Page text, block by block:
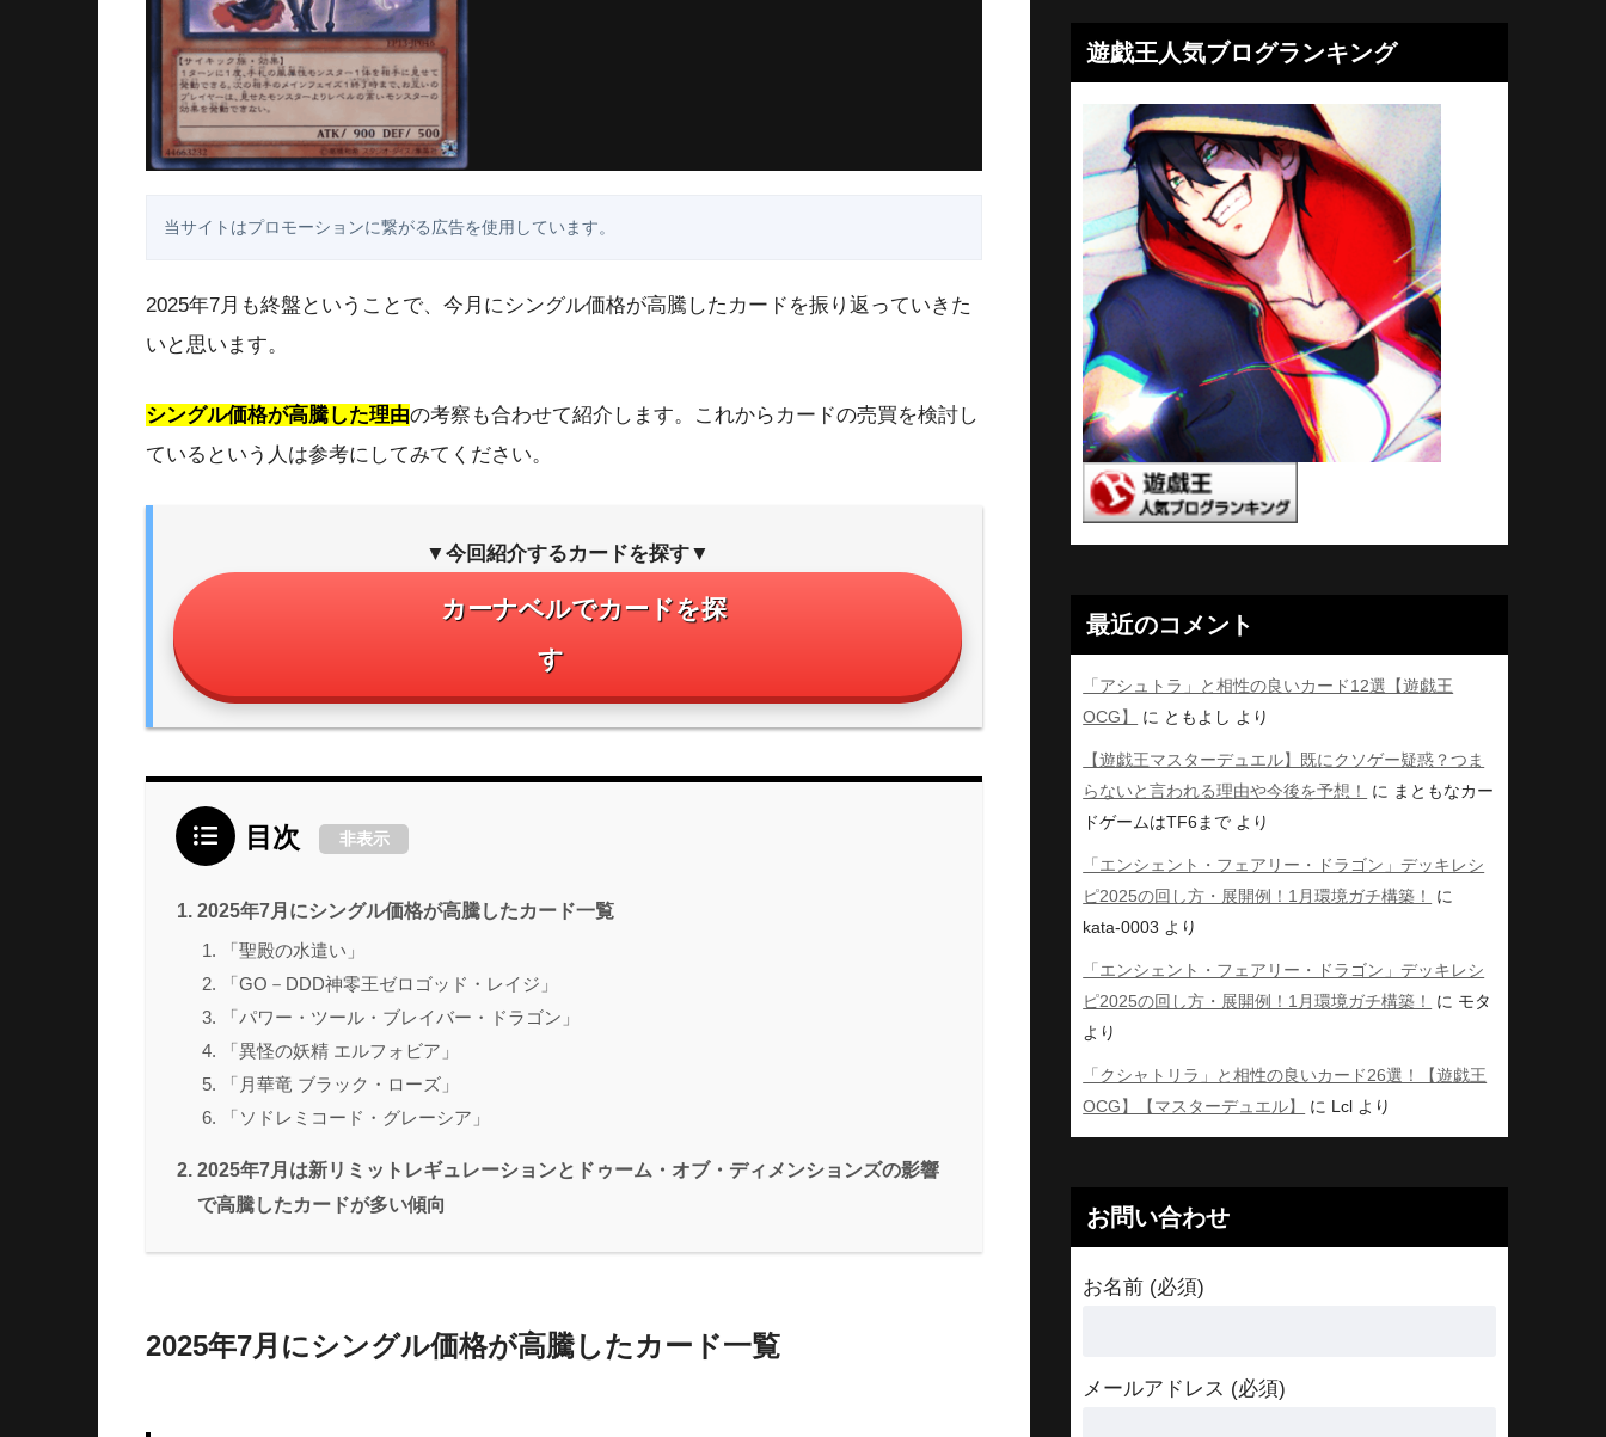
当サイトはプロモーションに繋がる広告を使用しています。
2025年7月も終盤ということで、今月にシングル価格が高騰したカードを振り返っていきた
いと思います。
シングル価格が高騰した理由の考察も合わせて紹介します。これからカードの売買を検討し
ているという人は参考にしてみてください。
▼今回紹介するカードを探す▼
カーナベルでカードを探
す
目次 非表示
2025年7月にシングル価格が高騰したカード一覧
「聖殿の水遣い」
「GO－DDD神零王ゼロゴッド・レイジ」
「パワー・ツール・ブレイバー・ドラゴン」
「異怪の妖精 エルフォビア」
「月華竜 ブラック・ローズ」
「ソドレミコード・グレーシア」
2025年7月は新リミットレギュレーションとドゥーム・オブ・ディメンションズの影響
で高騰したカードが多い傾向
2025年7月にシングル価格が高騰したカード一覧
遊戯王人気ブログランキング
最近のコメント
「アシュトラ」と相性の良いカード12選【遊戯王
OCG】
に ともよし より
【遊戯王マスターデュエル】既にクソゲー疑惑？つま
らないと言われる理由や今後を予想！
に まともなカー
ドゲームはTF6まで より
「エンシェント・フェアリー・ドラゴン」デッキレシ
ピ2025の回し方・展開例！1月環境ガチ構築！
に
kata-0003 より
「エンシェント・フェアリー・ドラゴン」デッキレシ
ピ2025の回し方・展開例！1月環境ガチ構築！
に モタ
より
「クシャトリラ」と相性の良いカード26選！【遊戯王
OCG】【マスターデュエル】
に Lcl より
お問い合わせ
お名前 (必須)
メールアドレス (必須)